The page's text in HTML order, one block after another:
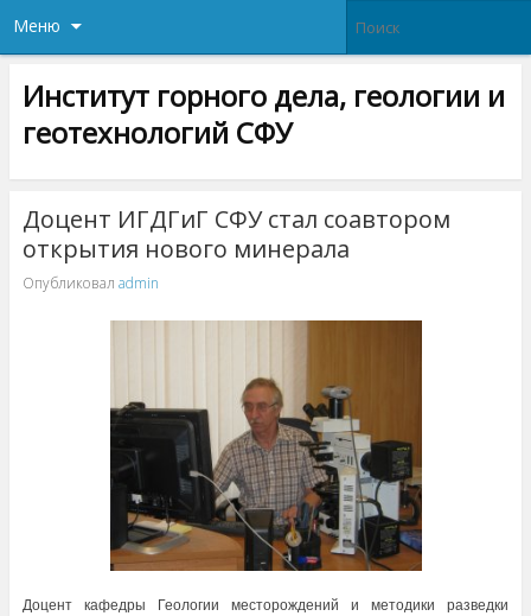
Меню
Институт горного дела, геологии и
геотехнологий СФУ
Доцент ИГДГиГ СФУ стал соавтором
открытия нового минерала
Опубликовал admin
Доцент кафедры Геологии месторождений и методики разведки